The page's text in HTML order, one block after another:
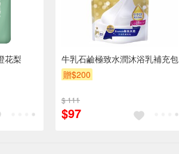
花梨
牛乳石鹼極致水潤沐浴乳補充包
贈$200
$ 111
$97